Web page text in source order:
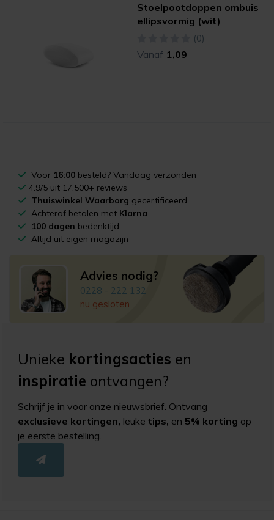
Stoelpootdoppen ombuis
ellipsvormig (wit)
(0)
Vanaf 1,09
Voor 16:00 besteld? Vandaag verzonden
4.9/5 uit 17.500+ reviews
Thuiswinkel Waarborg gecertificeerd
Achteraf betalen met Klarna
100 dagen bedenktijd
Altijd uit eigen magazijn
Advies nodig?
0228 - 222 132
nu gesloten
Unieke kortingsacties en
inspiratie ontvangen?
Schrijf je in voor onze nieuwsbrief. Ontvang
exclusieve kortingen, leuketips, en 5% korting op
je eerste bestelling.